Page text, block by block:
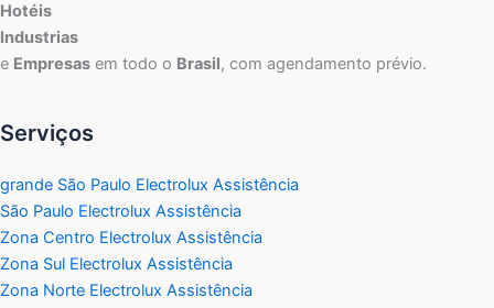
Hotéis
Industrias
e Empresas em todo o Brasil, com agendamento prévio.
Serviços
grande São Paulo Electrolux Assistência
São Paulo Electrolux Assistência
Zona Centro Electrolux Assistência
Zona Sul Electrolux Assistência
Zona Norte Electrolux Assistência